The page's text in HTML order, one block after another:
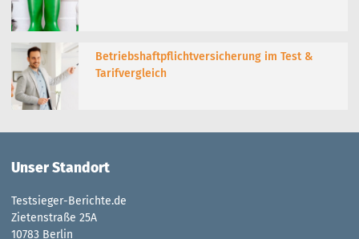
Betriebshaftpflichtversicherung im Test &
Tarifvergleich
Unser Standort
Testsieger-Berichte.de
Zietenstraße 25A
10783 Berlin